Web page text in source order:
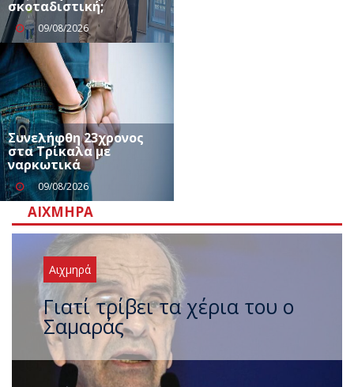
σκοταδιστική;
09/08/2026
Συνελήφθη 23χρονος
στα Τρίκαλα με
ναρκωτικά
09/08/2026
ΑΙΧΜΗΡΆ
Αιχμηρά
Ξαναχτύπησαν